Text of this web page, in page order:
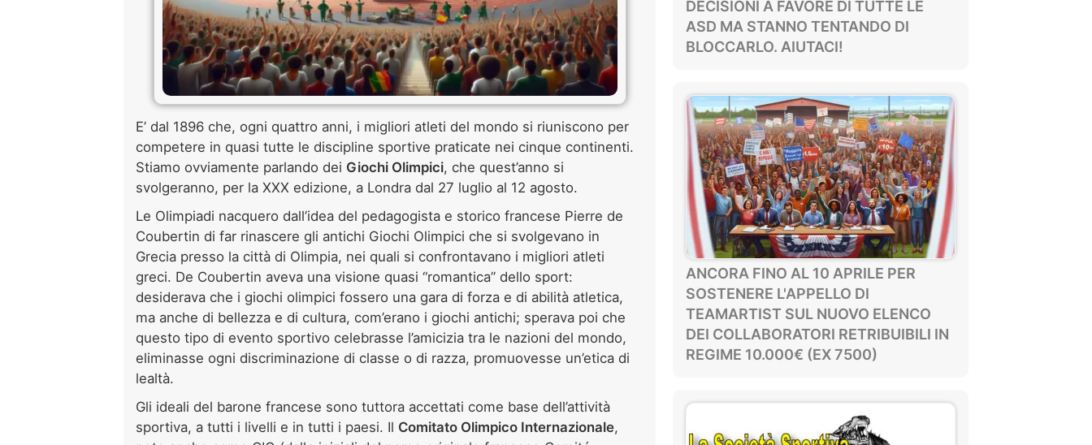
E’ dal 1896 che, ogni quattro anni, i migliori atleti del mondo si riuniscono per
competere in quasi tutte le discipline sportive praticate nei cinque continenti.
Stiamo ovviamente parlando dei Giochi Olimpici, che quest’anno si
svolgeranno, per la XXX edizione, a Londra dal 27 luglio al 12 agosto.
Le Olimpiadi nacquero dall’idea del pedagogista e storico francese Pierre de
Coubertin di far rinascere gli antichi Giochi Olimpici che si svolgevano in
Grecia presso la città di Olimpia, nei quali si confrontavano i migliori atleti
greci. De Coubertin aveva una visione quasi “romantica” dello sport:
desiderava che i giochi olimpici fossero una gara di forza e di abilità atletica,
ma anche di bellezza e di cultura, com’erano i giochi antichi; sperava poi che
questo tipo di evento sportivo celebrasse l’amicizia tra le nazioni del mondo,
eliminasse ogni discriminazione di classe o di razza, promuovesse un’etica di
lealtà.
Gli ideali del barone francese sono tuttora accettati come base dell’attività
sportiva, a tutti i livelli e in tutti i paesi. Il Comitato Olimpico Internazionale,
DECISIONI A FAVORE DI TUTTE LE
ASD MA STANNO TENTANDO DI
BLOCCARLO. AIUTACI!
ANCORA FINO AL 10 APRILE PER
SOSTENERE L'APPELLO DI
TEAMARTIST SUL NUOVO ELENCO
DEI COLLABORATORI RETRIBUIBILI IN
REGIME 10.000€ (EX 7500)